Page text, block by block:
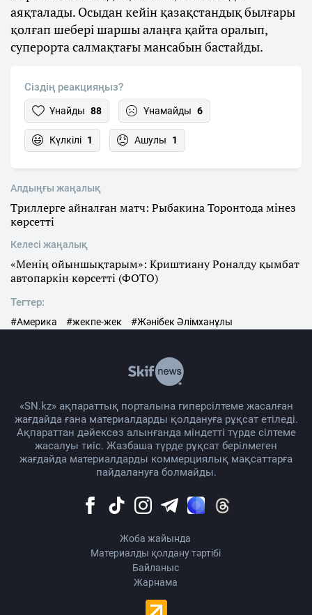
аяқталады. Осыдан кейін қазақстандық былғары
қолғап шебері шаршы алаңға қайта оралып,
суперорта салмақтағы мансабын бастайды.
Сіздің реакцияңыз?
Ұнайды 88 Ұнамайды 6
Күлкілі 1 Ашулы 1
Алдыңғы жаңалық
Триллерге айналған матч: Рыбакина Торонтода мінез
көрсетті
Келесі жаңалық
«Менің ойыншықтарым»: Криштиану Роналду қымбат
автопаркін көрсетті (ФОТО)
Тегтер:
#Америка #жекпе-жек #Жәнібек Әлімханұлы
«SN.kz» ақпараттық порталына гиперсілтеме жасалған
жағдайда ғана материалдарды қолдануға рұқсат етіледі.
Ақпараттан дәйексөз алынғанда міндетті түрде сілтеме
жасалуы тиіс. Жазбаша түрде рұқсат берілмеген
жағдайда материалдарды коммерциялық мақсаттарға
пайдалануға болмайды.
Жоба жайында
Материалды қолдану тәртібі
Байланыс
Жарнама